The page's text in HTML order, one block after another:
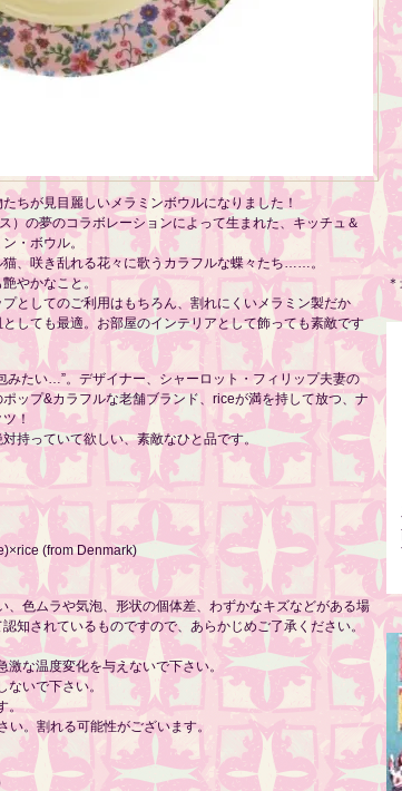
ちが見目麗しいメラミンボウルになりました！
）の夢のコラボレーションによって生まれた、キッチュ＆
・ボウル。
、咲き乱れる花々に歌うカラフルな蝶々たち……。
やかなこと。
としてのご利用はもちろん、割れにくいメラミン製だか
しても最適。お部屋のインテリアとして飾っても素敵です
みたい…”。デザイナー、シャーロット・フィリップ夫妻の
ップ&カラフルな老舗ブランド、riceが満を持して放つ、ナ
！
持っていて欲しい、素敵なひと品です。
(from Denmark)
、色ムラや気泡、形状の個体差、わずかなキズなどがある場
知されているものですので、あらかじめご了承ください。
な温度変化を与えないで下さい。
いで下さい。
。
。割れる可能性がございます。